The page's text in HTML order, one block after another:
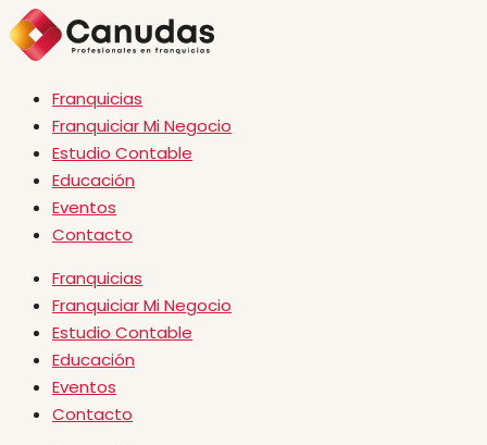
Franquicias
Franquiciar Mi Negocio
Estudio Contable
Educación
Eventos
Contacto
Franquicias
Franquiciar Mi Negocio
Estudio Contable
Educación
Eventos
Contacto